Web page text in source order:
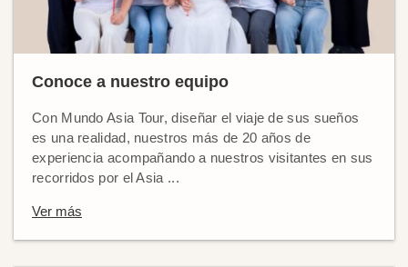
Conoce a nuestro equipo
Con Mundo Asia Tour, diseñar el viaje de sus sueños
es una realidad, nuestros más de 20 años de
experiencia acompañando a nuestros visitantes en sus
recorridos por el Asia ...
Ver más